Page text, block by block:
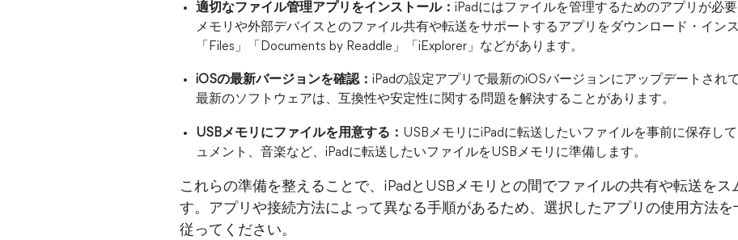
適切なファイル管理アプリをインストール： iPadにはファイルを管理するためのアプリが必
メモリや外部デバイスとのファイル共有や転送をサポートするアプリをダウンロード・イン
「Files」「Documents by Readdle」「iExplorer」などがあります。
iOSの最新バージョンを確認： iPadの設定アプリで最新のiOSバージョンにアップデートされ
最新のソフトウェアは、互換性や安定性に関する問題を解決することがあります。
USBメモリにファイルを用意する： USBメモリにiPadに転送したいファイルを事前に保存し
ュメント、音楽など、iPadに転送したいファイルをUSBメモリに準備します。
これらの準備を整えることで、iPadとUSBメモリとの間でファイルの共有や転送をス
す。アプリや接続方法によって異なる手順があるため、選択したアプリの使用方法
従ってください。